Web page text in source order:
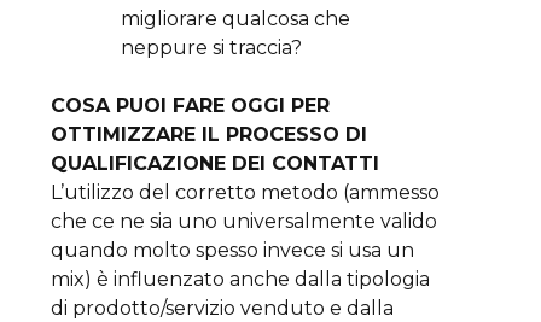
migliorare qualcosa che
neppure si traccia?
COSA PUOI FARE OGGI PER
OTTIMIZZARE IL PROCESSO DI
QUALIFICAZIONE DEI CONTATTI
L’utilizzo del corretto metodo (ammesso
che ce ne sia uno universalmente valido
quando molto spesso invece si usa un
mix) è influenzato anche dalla tipologia
di prodotto/servizio venduto e dalla